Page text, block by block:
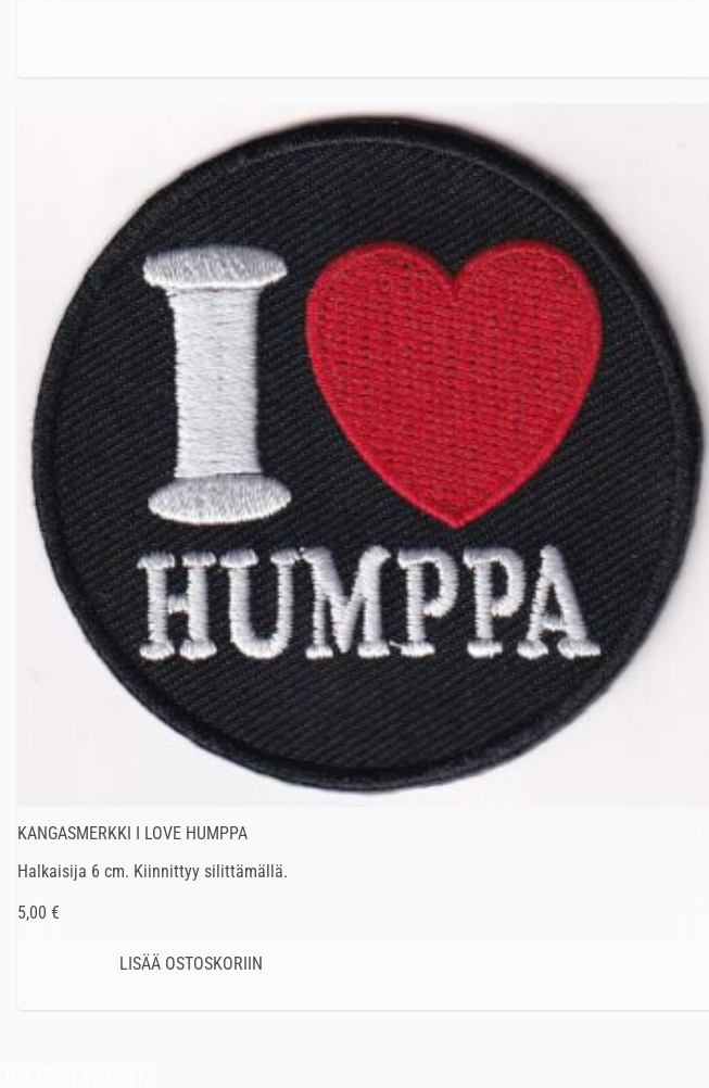
KANGASMERKKI I LOVE HUMPPA
Halkaisija 6 cm. Kiinnittyy silittämällä.
5,00 €